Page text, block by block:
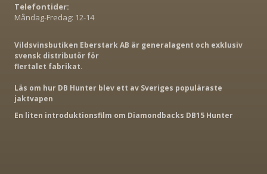
Telefontider:
Måndag-Fredag: 12-14
Vildsvinsbutiken Eberstark AB är generalagent och exklusiv
svensk distributör för
flertalet fabrikat.
Läs om hur DB Hunter blev ett av Sveriges populäraste
jaktvapen
En liten introduktionsfilm om Diamondbacks DB15 Hunter